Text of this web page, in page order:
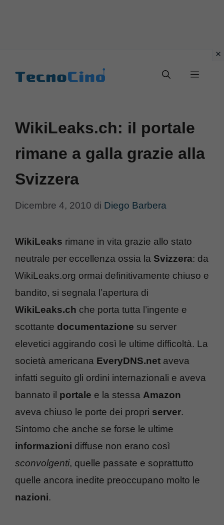
Menu
WikiLeaks.ch: il portale
rimane a galla grazie alla
Svizzera
Dicembre 4, 2010 di Diego Barbera
WikiLeaks rimane in vita grazie allo stato
neutrale per eccellenza ossia la Svizzera: da
WikiLeaks.org ormai definitivamente chiuso e
bandito, si segnala l’apertura di
WikiLeaks.ch che porta tutta l’ingente e
scottante documentazione su server
elevetici aggirando così le ultime difficoltà. La
società americana EveryDNS.net aveva
infatti seguito gli ordini internazionali e aveva
bannato il portale e la stessa Amazon
aveva chiuso le porte dei propri server.
Sintomo che anche se forse le ultime
informazioni diffuse non erano così
sconvolgenti, quelle passate e soprattutto
quelle ancora inedite preoccupano molto le
nazioni.